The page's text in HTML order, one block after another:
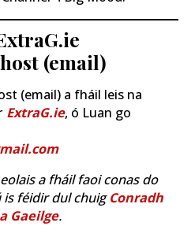
(email)
(email) a fháil leis na
ExtraG.ie, ó Luan go
a fháil faoi conas do
is féidir dul chuigConradh
Gaeilge.